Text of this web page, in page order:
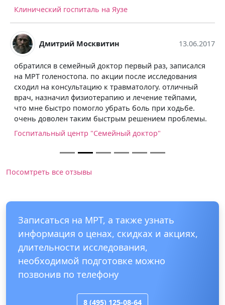
Клинический госпиталь на Яузе
Дмитрий Москвитин 13.06.2017
обратился в семейный доктор первый раз, записался
на МРТ голеностопа. по акции после исследования
сходил на консультацию к травматологу. отличный
врач, назначил физиотерапию и лечение тейпами,
что мне быстро помогло убрать боль при ходьбе.
очень доволен таким быстрым решением проблемы.
Госпитальный центр "Семейный доктор"
Посомтреть все отзывы
Записаться на МРТ, а также узнать
информация о ценах, скидках и акциях,
длительности исследования,
необходимой подготовке можно
позвонив по телефону
8 (495) 125-08-64